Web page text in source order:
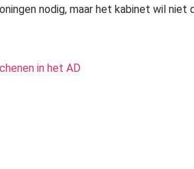
nodig, maar het kabinet wil
in het AD